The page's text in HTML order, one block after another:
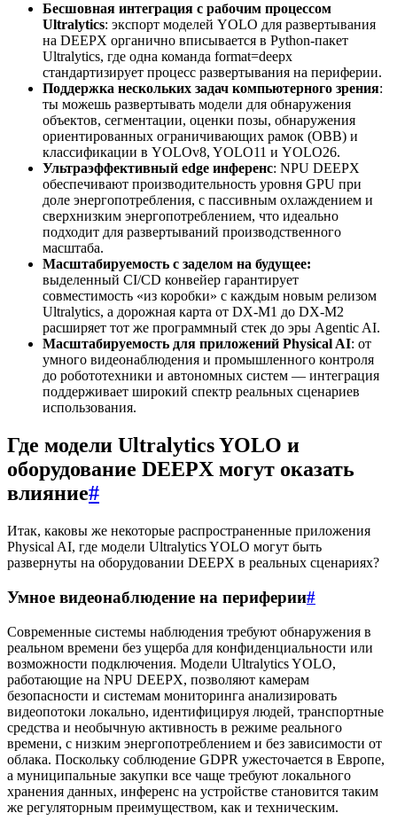
Бесшовная интеграция с рабочим процессом
Ultralytics: экспорт моделей YOLO для развертывания
на DEEPX органично вписывается в Python-пакет
Ultralytics, где одна команда format=deepx
стандартизирует процесс развертывания на периферии.
Поддержка нескольких задач компьютерного зрения:
ты можешь развертывать модели для обнаружения
объектов, сегментации, оценки позы, обнаружения
ориентированных ограничивающих рамок (OBB) и
классификации в YOLOv8, YOLO11 и YOLO26.
Ультраэффективный edge инференс: NPU DEEPX
обеспечивают производительность уровня GPU при
доле энергопотребления, с пассивным охлаждением и
сверхнизким энергопотреблением, что идеально
подходит для развертываний производственного
масштаба.
Масштабируемость с заделом на будущее:
выделенный CI/CD конвейер гарантирует
совместимость «из коробки» с каждым новым релизом
Ultralytics, а дорожная карта от DX-M1 до DX-M2
расширяет тот же программный стек до эры Agentic AI.
Масштабируемость для приложений Physical AI: от
умного видеонаблюдения и промышленного контроля
до робототехники и автономных систем — интеграция
поддерживает широкий спектр реальных сценариев
использования.
Где модели Ultralytics YOLO и
оборудование DEEPX могут оказать
влияние#
Итак, каковы же некоторые распространенные приложения
Physical AI, где модели Ultralytics YOLO могут быть
развернуты на оборудовании DEEPX в реальных сценариях?
Умное видеонаблюдение на периферии#
Современные системы наблюдения требуют обнаружения в
реальном времени без ущерба для конфиденциальности или
возможности подключения. Модели Ultralytics YOLO,
работающие на NPU DEEPX, позволяют камерам
безопасности и системам мониторинга анализировать
видеопотоки локально, идентифицируя людей, транспортные
средства и необычную активность в режиме реального
времени, с низким энергопотреблением и без зависимости от
облака. Поскольку соблюдение GDPR ужесточается в Европе,
а муниципальные закупки все чаще требуют локального
хранения данных, инференс на устройстве становится таким
же регуляторным преимуществом, как и техническим.